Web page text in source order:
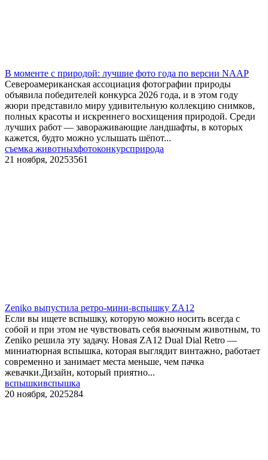
В моменте с природой: лучшие фото года по версии NAAP
Североамериканская ассоциация фотографии природы
объявила победителей конкурса 2026 года, и в этом году
жюри представило миру удивительную коллекцию снимков,
полных красоты и искреннего восхищения природой. Среди
лучших работ — завораживающие ландшафты, в которых
кажется, будто можно услышать шёпот...
съемка животныхфотоконкурсприрода
21 ноября, 20253561
Zeniko выпустила ретро-мини-вспышку ZA12
Если вы ищете вспышку, которую можно носить всегда с
собой и при этом не чувствовать себя вьючным животным, то
Zeniko решила эту задачу. Новая ZA12 Dual Dial Retro —
миниатюрная вспышка, которая выглядит винтажно, работает
современно и занимает места меньше, чем пачка
жевачки.Дизайн, который приятно...
вспышкивспышка
20 ноября, 2025284